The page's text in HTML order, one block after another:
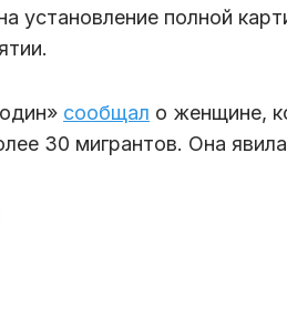
установление полной
сообщал о женщине,
30 мигрантов. Она